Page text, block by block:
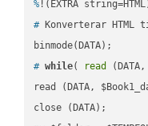
% !(EXTRA
# Konverterar HTML
# while( read (DATA,
read (DATA,
close (DATA);